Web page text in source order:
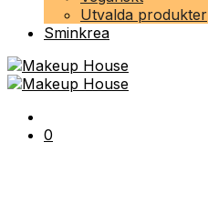
Utvalda produkter
Sminkrea
0